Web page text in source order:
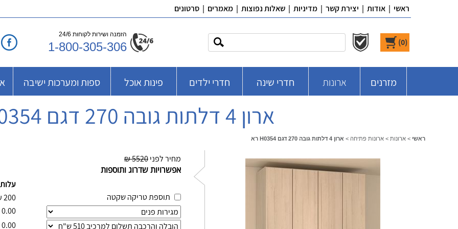
ראשי | אודות | יצירת קשר | מדיניות | שאלות נפוצות | מאמרים | סרטונים
(
0
)
הזמנה ושירות לקוחות 24/6
1-800-305-306
מזרנים ארונות חדרי שינה חדרי ילדים פינות אוכל ספות ומערכות ישיבה
ארון 4 דלתות גובה 270 דגם H0354 רא
ראשי > ארונות > ארונות פתיחה > ארון 4 דלתות גובה 270 דגם H0354 רא
מחיר לפני5520 ₪
אפשרויות שדרוג ותוספות
תוספת טריקה שקטה
200
0.00
0.00